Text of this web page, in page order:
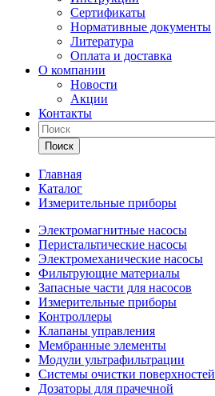
Сертификаты
Нормативные документы
Литература
Оплата и доставка
О компании
Новости
Акции
Контакты
Поиск
Главная
Каталог
Измерительные приборы
Электромагнитные насосы
Перистальтические насосы
Электромеханические насосы
Фильтрующие материалы
Запасные части для насосов
Измерительные приборы
Контроллеры
Клапаны управления
Мембранные элементы
Модули ультрафильтрации
Системы очистки поверхностей
Дозаторы для прачечной